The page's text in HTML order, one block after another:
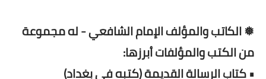
❅ الكاتب والمؤلف الإمام الشافعي - له مجموعة
من الكتب والمؤلفات أبرزها:
• كتاب الرسالة القديمة (كتبه في بغداد)